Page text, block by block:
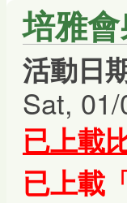
培雅
活動日
Sat,
已上載
已上載